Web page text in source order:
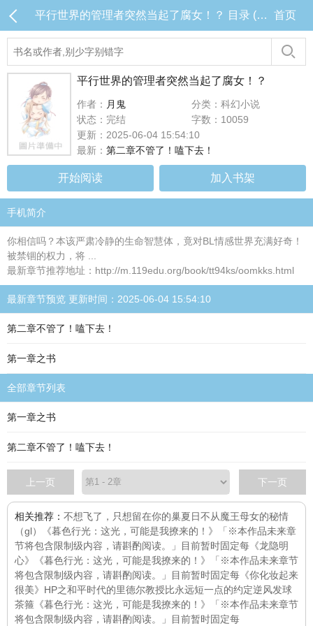
平行世界的管理者突然当起了腐女！？ 目录 (共2章) 首页
平行世界的管理者突然当起了腐女！？
作者： 月鬼
分类：科幻小说
状态：完结
字数：10059
更新：2025-06-04 15:54:10
最新： 第二章不管了！嗑下去！
开始阅读 加入书架
手机简介
你相信吗？本该严肃冷静的生命智慧体，竟对BL情感世界充满好奇！
被禁锢的权力，将 ...
最新章节推荐地址：http://m.119edu.org/book/tt94ks/oomkks.html
最新章节预览 更新时间：2025-06-04 15:54:10
第二章不管了！嗑下去！
第一章之书
全部章节列表
第一章之书
第二章不管了！嗑下去！
上一页 下一页
相关推荐： 不想飞了，只想留在你的巢夏日不从魔王母女的秘情
（gl）
《暮色行光：这光，可能是我撩来的！》「※本作品未来章
节将包含限制级内容，请斟酌阅读。」目前暂时固定每 《龙隐明
心》
《暮色行光：这光，可能是我撩来的！》「※本作品未来章节
将包含限制级内容，请斟酌阅读。」目前暂时固定每 《你化妆起来
很美》 HP之和平时代的里德尔教授比永远短一点的约定逆风发球
茶箍 《暮色行光：这光，可能是我撩来的！》「※本作品未来章节
将包含限制级内容，请斟酌阅读。」目前暂时固定每